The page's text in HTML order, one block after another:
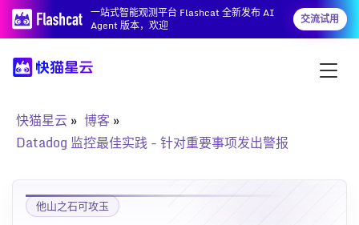
一站式智能观测平台 Flashcat 全新发布 AI
Agent 版本，欢迎
交流试用
快猫星云
博客
Datadog 监控最佳实践 - 针对重要事项发出警报
他山之石可攻玉